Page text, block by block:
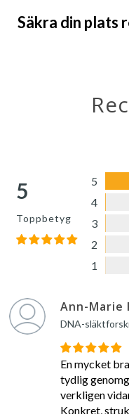
Säkra din plats
5
Toppbetyg
5
4
3
2
1
Ann-Marie
DNA-
En mycket
tydlig
verkligen
Konkret,